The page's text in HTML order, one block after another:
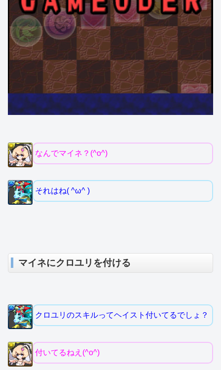
なんでマイネ？(^o^)
それはね( ^ω^ )
マイネにクロユリを付ける
クロユリのスキルってヘイスト付いてるでしょ？
付いてるねえ(^o^)